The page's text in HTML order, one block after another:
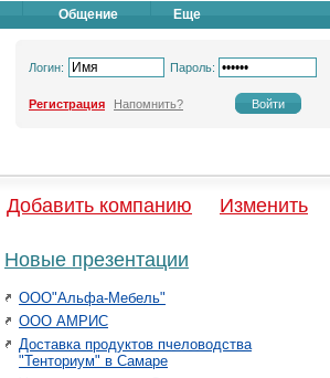
Общение Еще
Логин: Пароль:
Регистрация Напомнить?
Добавить компанию Изменить
Новые презентации
ООО"Альфа-Мебель"
ООО АМРИС
Доставка продуктов пчеловодства
"Тенториум" в Самаре